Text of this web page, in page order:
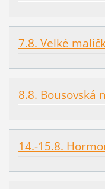
7.8. Velké
8.8. Bousovská
14.-15.8.